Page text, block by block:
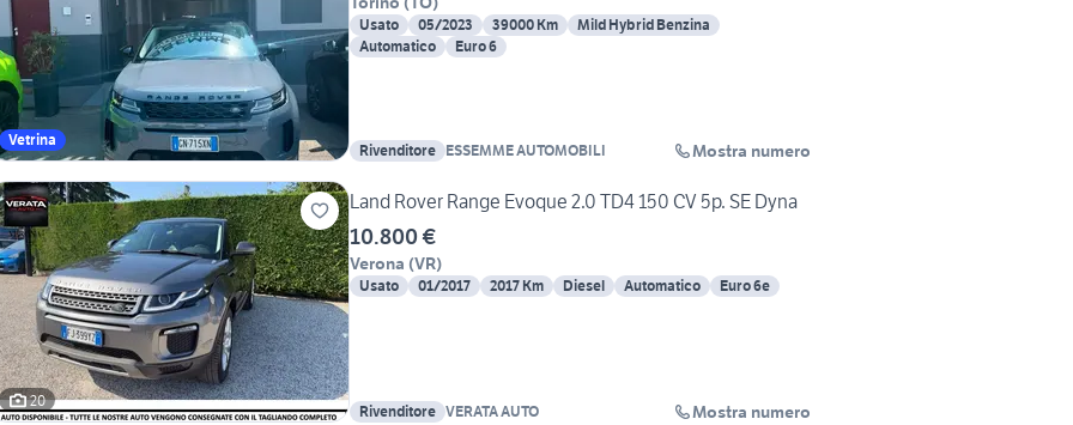
Vetrina
Usato 05/2023 39000 Km
Mild Hybrid Benzina
Automatico
Euro 6
Rivenditore ESSEMME AUTOMOBILI Mostra numero
20
Land Rover Range Evoque 2.0 TD4 150 CV 5p. SE Dyna
10.800 €
Verona (VR)
Usato 01/2017 2017 Km Diesel Automatico Euro 6e
Rivenditore VERATA AUTO Mostra numero